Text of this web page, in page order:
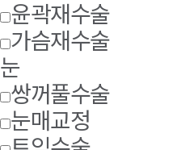
윤곽재수술
가슴재수술
눈
쌍꺼풀수술
눈매교정